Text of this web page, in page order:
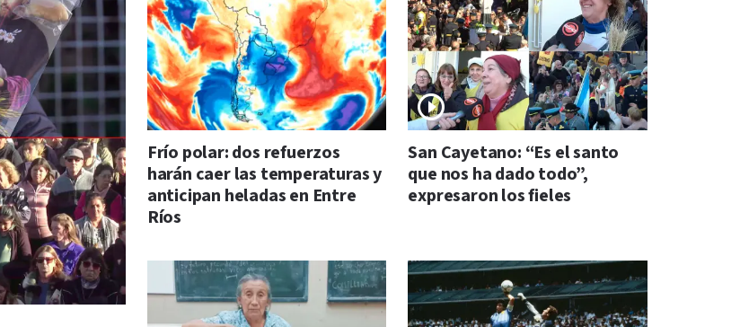
Frío polar: dos refuerzos
harán caer las temperaturas y
anticipan heladas en Entre
Ríos
San Cayetano: “Es el santo
que nos ha dado todo”,
expresaron los fieles